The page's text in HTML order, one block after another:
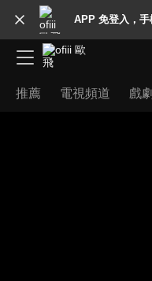
APP 免登入，
推薦 電視頻道 戲劇